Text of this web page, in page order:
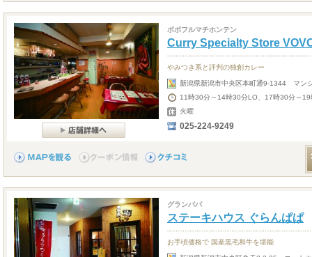
ボボフルマチホンテン
Curry Specialty Store
やみつき系と評判の独創カレー
新潟県新潟市中央区本町通9-1344 マン
11時30分～14時30分LO、17時30分～
火曜
025-224-9249
グランパパ
ステーキハウス ぐらんぱぱ
お手頃価格で 国産黒毛和牛を堪能